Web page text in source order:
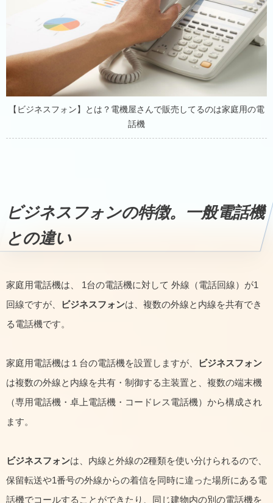
【ビジネスフォン】とは？電機屋さんで販売してるのは家庭用の電
話機
ビジネスフォンの特徴。一般電話機
との違い
家庭用電話機は、 1台の電話機に対して 外線（電話回線）が1
回線ですが、
ビジネスフォンは、複数の外線と内線を共有でき
る電話機です。
家庭用電話機は１台の電話機を設置しますが、
ビジネスフォン
は複数の外線と内線を共有・制御する主装置と、複数の端末機
（専用電話機・卓上電話機・コードレス電話機）から構成され
ます。
ビジネスフォンは、内線と外線の2種類を使い分けられるので、
保留転送や1番号の外線からの着信を同時に違った場所にある電
話機でコールすることができたり、同じ建物内の別の電話機を